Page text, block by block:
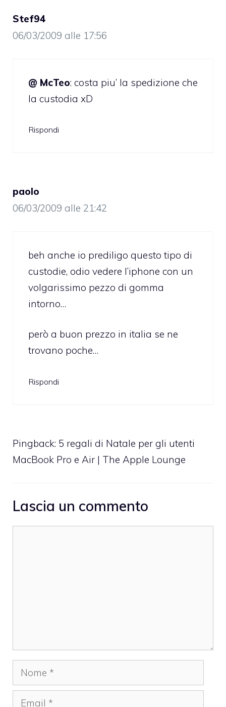
Stef94
06/03/2009 alle 17:56
@ McTeo: costa piu’ la spedizione che
la custodia xD
Rispondi
paolo
06/03/2009 alle 21:42
beh anche io prediligo questo tipo di
custodie, odio vedere l’iphone con un
volgarissimo pezzo di gomma
intorno…
però a buon prezzo in italia se ne
trovano poche…
Rispondi
Pingback: 5 regali di Natale per gli utenti
MacBook Pro e Air | The Apple Lounge
Lascia un commento
Nome
Email